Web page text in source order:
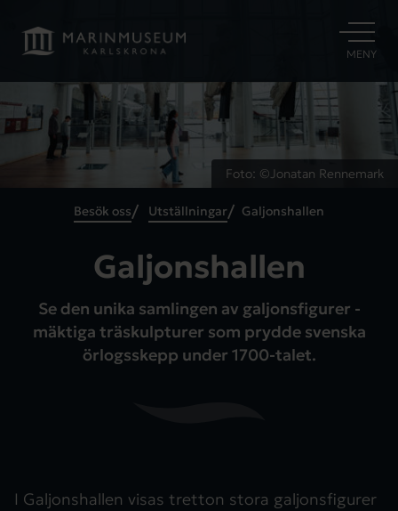
ÖPPNA
MENY
Foto: ©Jonatan Rennemark
Besök oss Utställningar Galjonshallen
Galjonshallen
Se den unika samlingen av galjonsfigurer -
mäktiga träskulpturer som prydde svenska
örlogsskepp under 1700-talet.
I Galjonshallen visas tretton stora galjonsfigurer